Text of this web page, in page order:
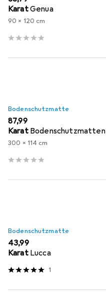
KaratGenua
90 x 120 cm
Bodenschutzmatte
EUR
87,99
Karat Bodenschutzmatten
300 x 114 cm
Bodenschutzmatte
EUR
43,99
Karat Lucca
1